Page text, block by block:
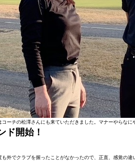
コーチの松澤さんにも来ていただきました。マナーやらなに
ド開始！
外でクラブを握ったことがなかったので、正直、感覚の